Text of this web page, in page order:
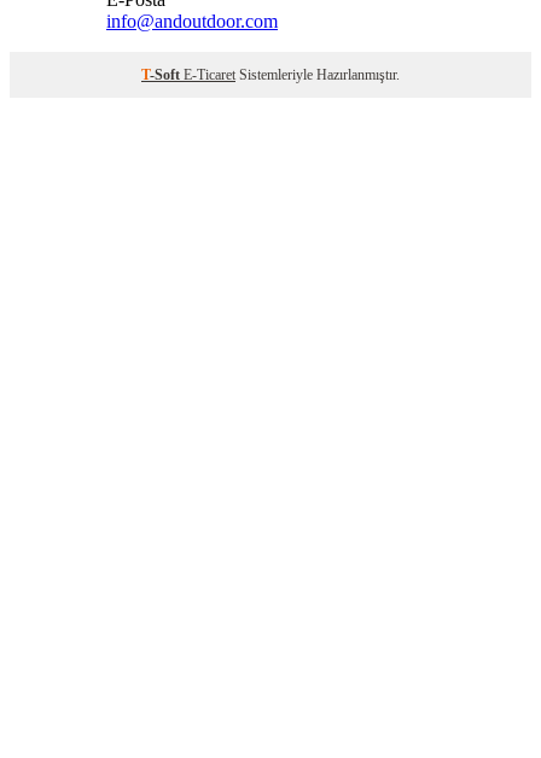
info@andoutdoor.com
T-Soft E-Ticaret Sistemleriyle Hazırlanmıştır.